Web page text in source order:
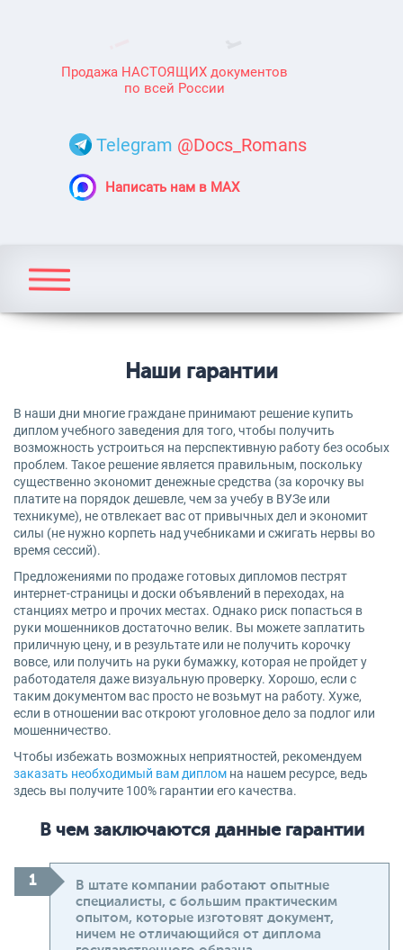
Продажа НАСТОЯЩИХ документов
по всей России
Telegram @Docs_Romans
Написать нам в MAX
Наши гарантии
В наши дни многие граждане принимают решение купить
диплом учебного заведения для того, чтобы получить
возможность устроиться на перспективную работу без особых
проблем. Такое решение является правильным, поскольку
существенно экономит денежные средства (за корочку вы
платите на порядок дешевле, чем за учебу в ВУЗе или
техникуме), не отвлекает вас от привычных дел и экономит
силы (не нужно корпеть над учебниками и сжигать нервы во
время сессий).
Предложениями по продаже готовых дипломов пестрят
интернет-страницы и доски объявлений в переходах, на
станциях метро и прочих местах. Однако риск попасться в
руки мошенников достаточно велик. Вы можете заплатить
приличную цену, и в результате или не получить корочку
вовсе, или получить на руки бумажку, которая не пройдет у
работодателя даже визуальную проверку. Хорошо, если с
таким документом вас просто не возьмут на работу. Хуже,
если в отношении вас откроют уголовное дело за подлог или
мошенничество.
Чтобы избежать возможных неприятностей, рекомендуем
заказать необходимый вам диплом на нашем ресурсе, ведь
здесь вы получите 100% гарантии его качества.
В чем заключаются данные гарантии
В штате компании работают опытные
специалисты, с большим практическим
опытом, которые изготовят документ,
ничем не отличающийся от диплома